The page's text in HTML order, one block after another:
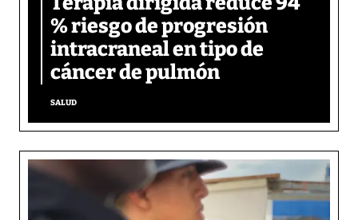
% riesgo de progresión
intracraneal en tipo de
cáncer de pulmón
SALUD